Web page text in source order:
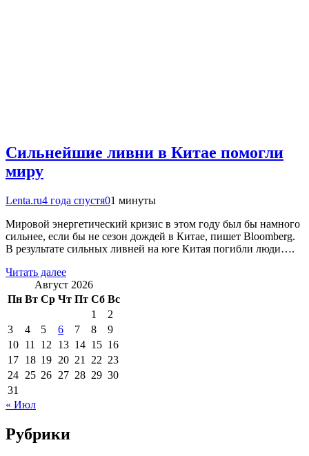
Сильнейшие ливни в Китае помогли
миру
Lenta.ru4 года спустя01 минуты
Мировой энергетический кризис в этом году был бы намного
сильнее, если бы не сезон дождей в Китае, пишет Bloomberg.
В результате сильных ливней на юге Китая погибли люди….
Читать далее
Август 2026
Пн Вт Ср Чт Пт Сб Вс
1
2
3
4 5 6 7 8
9
10 11 12 13 14 15 16
17 18 19 20 21 22 23
24 25 26 27 28 29 30
31
« Июл
Рубрики